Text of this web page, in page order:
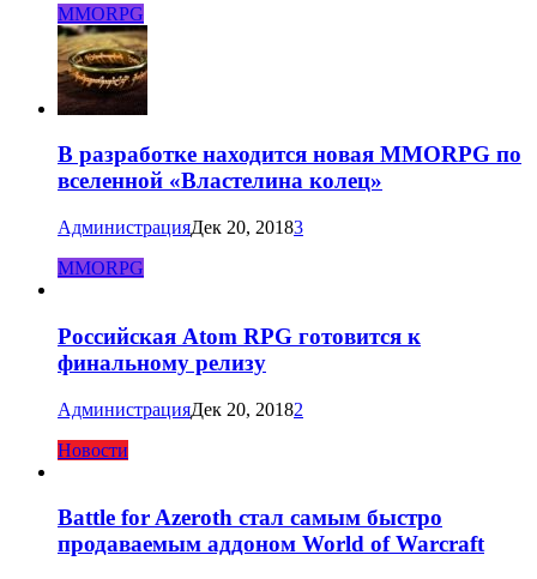
MMORPG
В разработке находится новая MMORPG по
вселенной «Властелина колец»
АдминистрацияДек 20, 20183
MMORPG
Российская Atom RPG готовится к
финальному релизу
АдминистрацияДек 20, 20182
Новости
Battle for Azeroth стал самым быстро
продаваемым аддоном World of Warcraft